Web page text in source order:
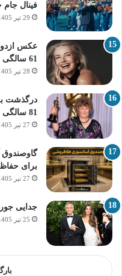
فینال جام
29 تیر 1405
عکس
61 سالگی + بیوگرافی
28 تیر 1405
درگذشت
81 سالگی
27 تیر 1405
برای
27 تیر 1405
جدایی
25 تیر 1405